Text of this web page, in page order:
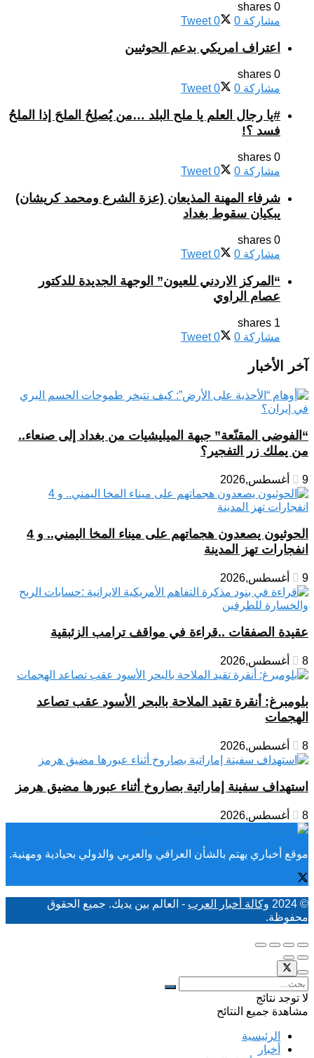
0 shares
مشاركة 0
Tweet 0
اعتراف امريكي بدعم الحوثيين
0 shares
مشاركة 0
Tweet 0
#يا رجال العلم يا ملح البلد …من يُصلِحُ الملحَ إذا الملحُ
فسد ؟!
0 shares
مشاركة 0
Tweet 0
شرفاء المهنة المذيعان (عزة الشرع ومحمد كريشان)
يبكيان سقوط بغداد
0 shares
مشاركة 0
Tweet 0
“المركز الاردني للعيون” الوجهة الجديدة للدكتور
عصام الراوي
1 shares
مشاركة 0
Tweet 0
آخر الأخبار
“الفوضى المقنّعة” جبهة الميليشيات من بغداد إلى صنعاء..
من يملك زر التفجير؟
9 أغسطس,2026
الحوثيون يصعدون هجماتهم على ميناء المخا اليمني.. و 4
انفجارات تهز المدينة
9 أغسطس,2026
عقيدة الصفقات ..قراءة في مواقف ترامب الزئبقية
8 أغسطس,2026
بلومبرغ: أنقرة تقيد الملاحة بالبحر الأسود عقب تصاعد
الهجمات
8 أغسطس,2026
استهداف سفينة إماراتية بصاروخ أثناء عبورها مضيق هرمز
8 أغسطس,2026
موقع أخباري يهتم بالشأن العراقي والعربي والدولي بحيادية ومهنية.
© 2024 وكالة أخبار العرب - العالم بين يديك. جميع الحقوق
محفوظة.
لا توجد نتائج
مشاهدة جميع النتائح
الرئيسية
أخبار